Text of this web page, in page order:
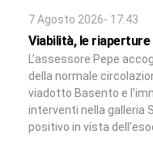
7 Agosto 2026- 17:43
Viabilità, le
L’assessore Pepe
della normale
viadotto Basento e
interventi nella galleria
positivo in vista